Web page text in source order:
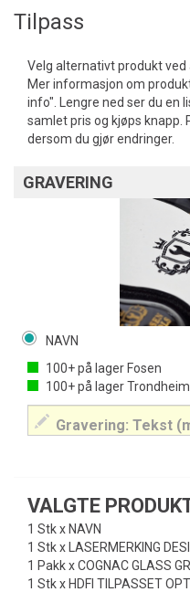
Tilpass
Velg alternativt produkt ved
Mer informasjon om
info". Lengre ned ser du en
samlet pris og kjøps
dersom du gjør endringer.
GRAVERING
NAVN
100+på lagerFosen
100+på lagerTrondheim
VALGTE
1 Stk x NAVN
1 Stk x LASERMERKING
1 Pakk x COGNAC GLASS
1 Stk x HDFI TILPASSET